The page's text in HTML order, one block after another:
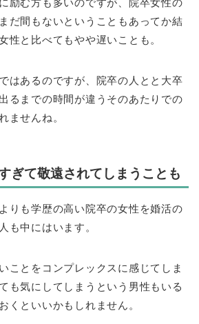
だ間もないということもあってか結
性と比べてもやや遅いことも。
はあるのですが、院卒の人とと大卒
るまでの時間が違うそのあたりでの
ませんね。
ぎて敬遠されてしまうことも
りも学歴の高い院卒の女性を婚活の
も中にはいます。
ことをコンプレックスに感じてしま
も気にしてしまうという男性もいる
くといいかもしれません。